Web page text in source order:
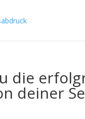
die
deiner